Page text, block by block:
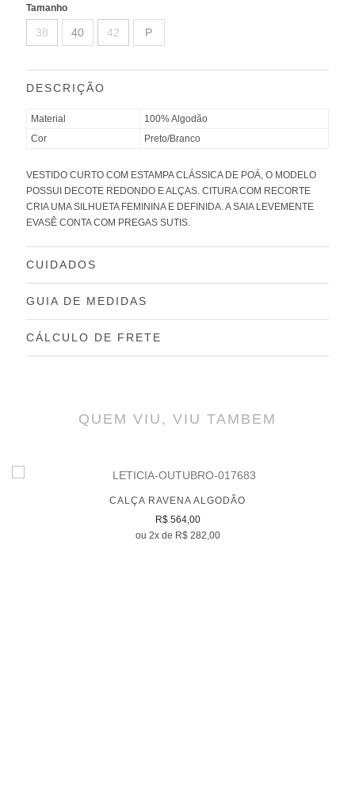
Tamanho
38 40 42 P
DESCRIÇÃO
Material
100% Algodão
Cor
Preto/Branco
VESTIDO CURTO COM ESTAMPA CLÁSSICA DE POÁ, O MODELO
POSSUI DECOTE REDONDO E ALÇAS. CITURA COM RECORTE
CRIA UMA SILHUETA FEMININA E DEFINIDA. A SAIA LEVEMENTE
EVASÊ CONTA COM PREGAS SUTIS.
CUIDADOS
GUIA DE MEDIDAS
CÁLCULO DE FRETE
QUEM VIU, VIU TAMBEM
CALÇA RAVENA ALGODÃO
R$ 564,00
ou 2x de R$ 282,00